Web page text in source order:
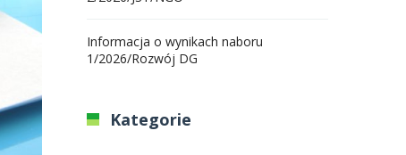
Informacja o wynikach naboru
1/2026/Rozwój DG
Kategorie